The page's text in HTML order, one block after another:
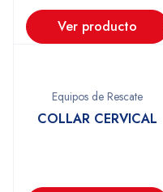
Ver producto
Equipos de Rescate
COLLAR CERVICAL